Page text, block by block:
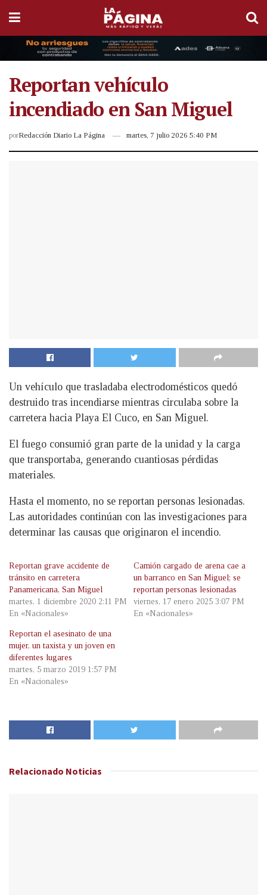
Reportan vehículo
incendiado en San Miguel
porRedacción Diario La Página martes, 7 julio 2026 5:40 PM
Un vehículo que trasladaba electrodomésticos quedó
destruido tras incendiarse mientras circulaba sobre la
carretera hacia Playa El Cuco, en San Miguel.
El fuego consumió gran parte de la unidad y la carga
que transportaba, generando cuantiosas pérdidas
materiales.
Hasta el momento, no se reportan personas lesionadas.
Las autoridades continúan con las investigaciones para
determinar las causas que originaron el incendio.
Reportan grave accidente de
tránsito en carretera
Panamericana, San Miguel
martes, 1 diciembre 2020 2:11 PM
En «Nacionales»
Camión cargado de arena cae a
un barranco en San Miguel; se
reportan personas lesionadas
viernes, 17 enero 2025 3:07 PM
En «Nacionales»
Reportan el asesinato de una
mujer, un taxista y un joven en
diferentes lugares
martes, 5 marzo 2019 1:57 PM
En «Nacionales»
Relacionado Noticias